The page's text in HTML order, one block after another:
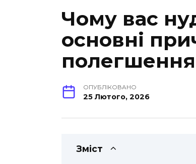
Чому вас
основні
полегшення
ОПУБЛІКОВАНО
25 Лютого, 2026
Зміст